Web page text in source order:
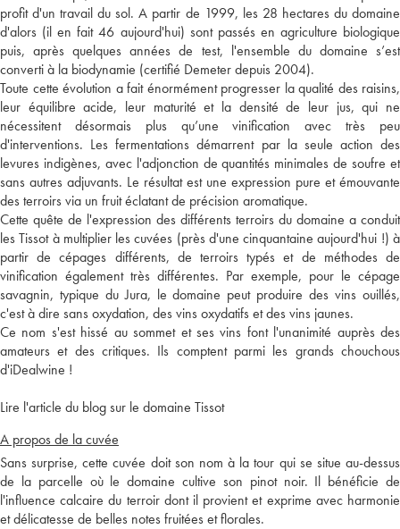
profit d'un travail du sol. A partir de 1999, les 28 hectares du domaine
d'alors (il en fait 46 aujourd'hui) sont passés en agriculture biologique
puis, après quelques années de test, l'ensemble du domaine s’est
converti à la biodynamie (certifié Demeter depuis 2004).
Toute cette évolution a fait énormément progresser la qualité des raisins,
leur équilibre acide, leur maturité et la densité de leur jus, qui ne
nécessitent désormais plus qu’une vinification avec très peu
d'interventions. Les fermentations démarrent par la seule action des
levures indigènes, avec l'adjonction de quantités minimales de soufre et
sans autres adjuvants. Le résultat est une expression pure et émouvante
des terroirs via un fruit éclatant de précision aromatique.
Cette quête de l'expression des différents terroirs du domaine a conduit
les Tissot à multiplier les cuvées (près d'une cinquantaine aujourd'hui !) à
partir de cépages différents, de terroirs typés et de méthodes de
vinification également très différentes. Par exemple, pour le cépage
savagnin, typique du Jura, le domaine peut produire des vins ouillés,
c'est à dire sans oxydation, des vins oxydatifs et des vins jaunes.
Ce nom s'est hissé au sommet et ses vins font l'unanimité auprès des
amateurs et des critiques. Ils comptent parmi les grands chouchous
d'iDealwine !
Lire l'article du blog sur le domaine Tissot
A propos de la cuvée
Sans surprise, cette cuvée doit son nom à la tour qui se situe au-dessus
de la parcelle où le domaine cultive son pinot noir. Il bénéficie de
l'influence calcaire du terroir dont il provient et exprime avec harmonie
et délicatesse de belles notes fruitées et florales.